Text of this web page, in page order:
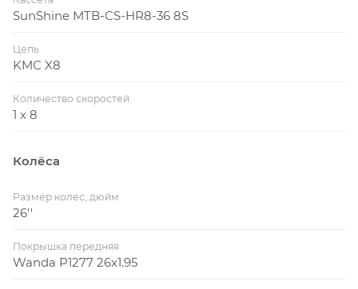
SunShine MTB-CS-HR8-36 8S
Цепь
KMC X8
Количество скоростей
1 x 8
Колёса
Размер колес, дюйм
26''
Покрышка передняя
Wanda P1277 26x1.95